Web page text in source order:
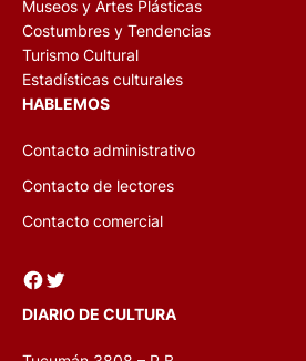
Museos y Artes Plásticas
Costumbres y Tendencias
Turismo Cultural
Estadísticas culturales
HABLEMOS
Contacto administrativo
Contacto de lectores
Contacto comercial
Facebook Twitter
DIARIO DE CULTURA